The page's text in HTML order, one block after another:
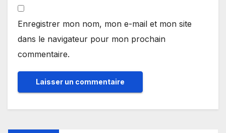
Enregistrer mon nom, mon e-mail et mon site
dans le navigateur pour mon prochain
commentaire.